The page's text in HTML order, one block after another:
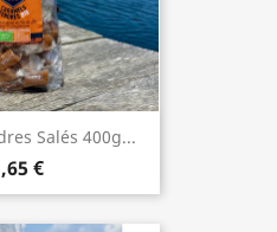
Salés 400g...
€